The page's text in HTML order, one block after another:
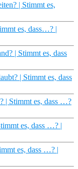
| Stimmt es,
es, dass…? |
| Stimmt es, dass
| Stimmt es, dass
| Stimmt es, dass …?
es, dass …? |
es, dass …? |